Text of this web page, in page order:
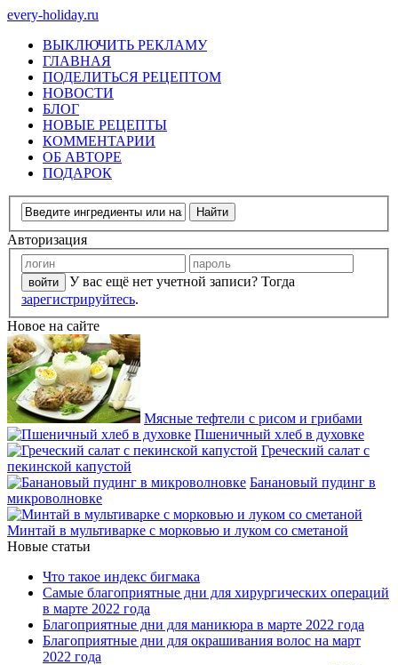
every-holiday.ru
ВЫКЛЮЧИТЬ РЕКЛАМУ
ГЛАВНАЯ
ПОДЕЛИТЬСЯ РЕЦЕПТОМ
НОВОСТИ
БЛОГ
НОВЫЕ РЕЦЕПТЫ
КОММЕНТАРИИ
ОБ АВТОРЕ
ПОДАРОК
Авторизация
У вас ещё нет учетной записи? Тогда
зарегистрируйтесь.
Новое на сайте
Мясные тефтели с рисом и грибами
Пшеничный хлеб в духовке
Греческий салат с
пекинской капустой
Банановый пудинг в
микроволновке
Минтай в мультиварке с морковью и луком со сметаной
Новые статьи
Что такое индекс бигмака
Самые благоприятные дни для хирургических операций
в марте 2022 года
Благоприятные дни для маникюра в марте 2022 года
Благоприятные дни для окрашивания волос на март
2022 года